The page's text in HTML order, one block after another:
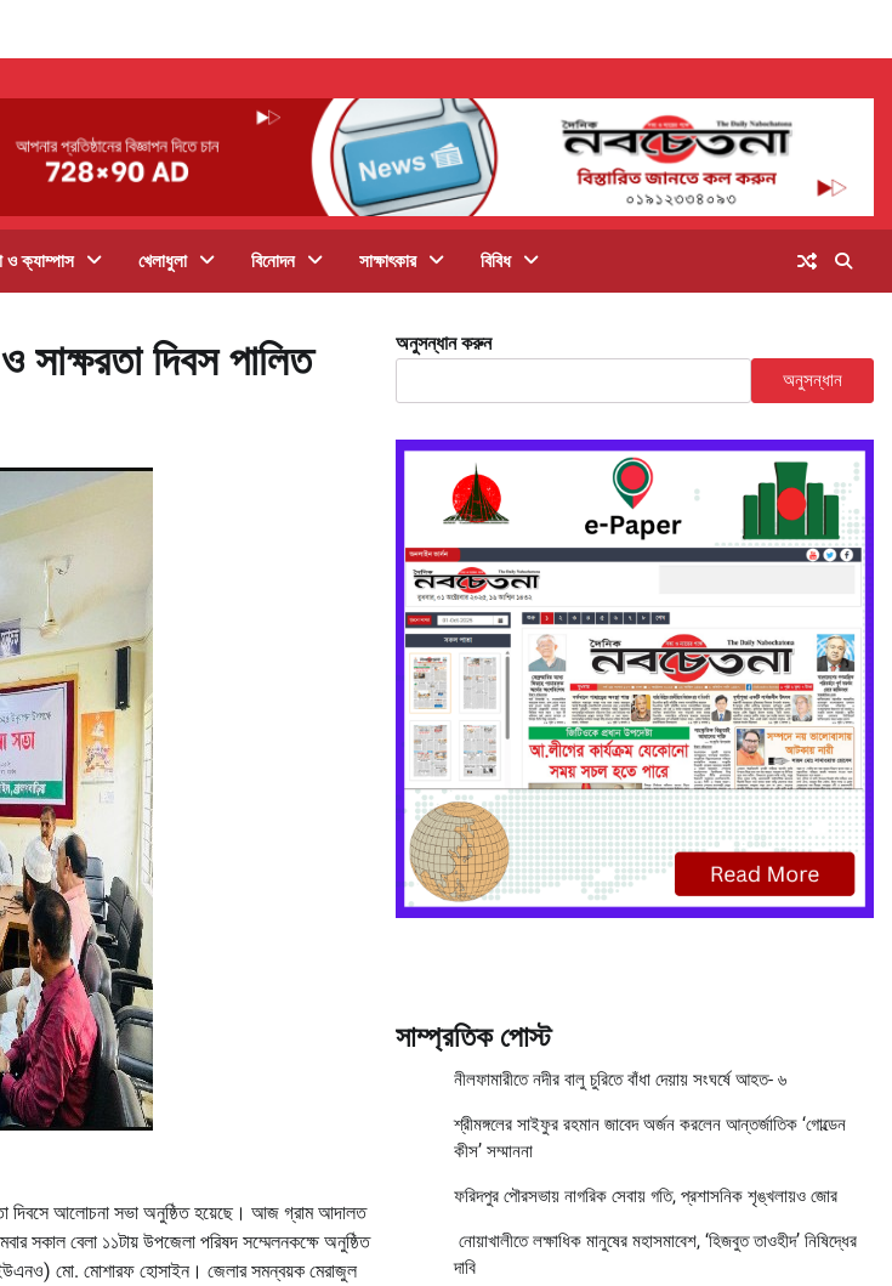
ও ক্যাম্পাস খেলাধুলা বিনোদন সাক্ষাৎকার বিবিধ
দিবস পালিত
দিবসে আলোচনা সভা অনুষ্ঠিত হয়েছে। আজ গ্রাম আদালত
সকাল বেলা ১১টায় উপজেলা পরিষদ সম্মেলনকক্ষে অনুষ্ঠিত
(ইউএনও) মো. মোশারফ হোসাইন। জেলার সমন্বয়ক মেরাজুল
অনুসন্ধান করুন
অনুসন্ধান
সাম্প্রতিক পোস্ট
নীলফামারীতে নদীর বালু চুরিতে বাঁধা দেয়ায় সংঘর্ষে আহত- ৬
শ্রীমঙ্গলের সাইফুর রহমান জাবেদ অর্জন করলেন আন্তর্জাতিক ‘গোল্ডেন
কীস’ সম্মাননা
ফরিদপুর পৌরসভায় নাগরিক সেবায় গতি, প্রশাসনিক শৃঙ্খলায়ও জোর
নোয়াখালীতে লক্ষাধিক মানুষের মহাসমাবেশ, ‘হিজবুত তাওহীদ’ নিষিদ্ধের
দাবি